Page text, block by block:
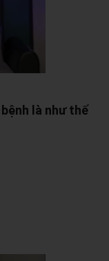
là như thế